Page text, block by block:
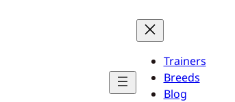
Trainers
Breeds
Blog